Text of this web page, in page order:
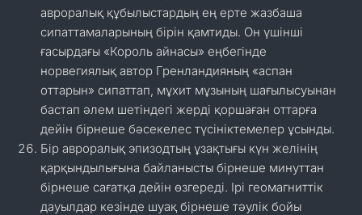
авроралық құбылыстардың ең ерте жазбаша
сипаттамаларының бірін қамтиды. Он үшінші
ғасырдағы «Король айнасы» еңбегінде
норвегиялық автор Гренландияның «аспан
оттарын» сипаттап, мұхит мұзының шағылысуынан
бастап әлем шетіндегі жерді қоршаған оттарға
дейін бірнеше бәсекелес түсініктемелер ұсынды.
Бір авроралық эпизодтың ұзақтығы күн желінің
қарқындылығына байланысты бірнеше минуттан
бірнеше сағатқа дейін өзгереді. Ірі геомагниттік
дауылдар кезінде шуақ бірнеше тәулік бойы